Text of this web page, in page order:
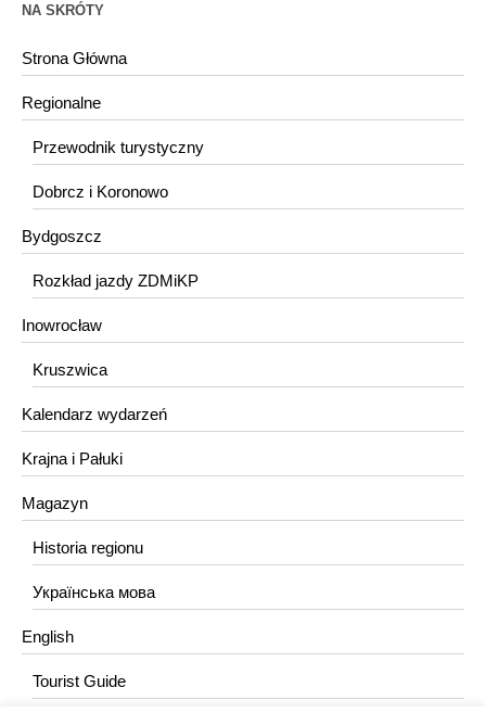
NA SKRÓTY
Strona Główna
Regionalne
Przewodnik turystyczny
Dobrcz i Koronowo
Bydgoszcz
Rozkład jazdy ZDMiKP
Inowrocław
Kruszwica
Kalendarz wydarzeń
Krajna i Pałuki
Magazyn
Historia regionu
Українська мова
English
Tourist Guide